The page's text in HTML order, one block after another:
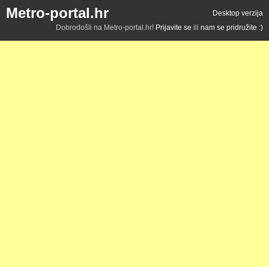
Metro-portal.hr
Desktop verzija
Dobrodošli na Metro-portal.hr! Prijavite se ili nam se pridružite :)